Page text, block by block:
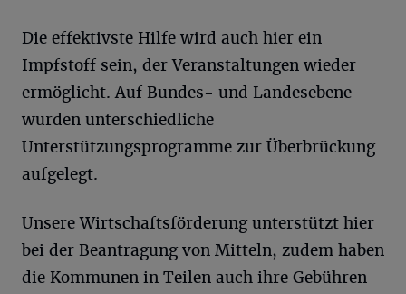
Die effektivste Hilfe wird auch hier ein
Impfstoff sein, der Veranstaltungen wieder
ermöglicht. Auf Bundes- und Landesebene
wurden unterschiedliche
Unterstützungsprogramme zur Überbrückung
aufgelegt.
Unsere Wirtschaftsförderung unterstützt hier
bei der Beantragung von Mitteln, zudem haben
die Kommunen in Teilen auch ihre Gebühren